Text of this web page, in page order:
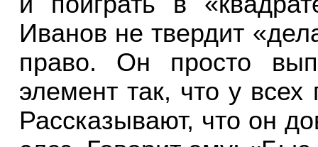
Иванов не твердит
право. Он просто
элемент так, что у всех
Рассказывают, что он